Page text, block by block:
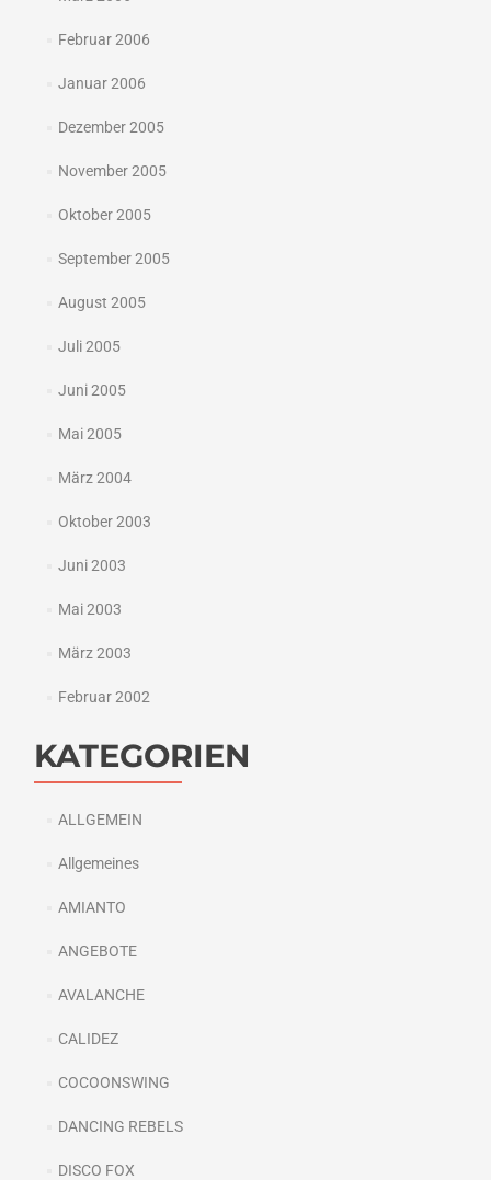
Februar 2006
Januar 2006
Dezember 2005
November 2005
Oktober 2005
September 2005
August 2005
Juli 2005
Juni 2005
Mai 2005
März 2004
Oktober 2003
Juni 2003
Mai 2003
März 2003
Februar 2002
KATEGORIEN
ALLGEMEIN
Allgemeines
AMIANTO
ANGEBOTE
AVALANCHE
CALIDEZ
COCOONSWING
DANCING REBELS
DISCO FOX